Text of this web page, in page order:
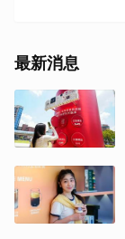
最新消息